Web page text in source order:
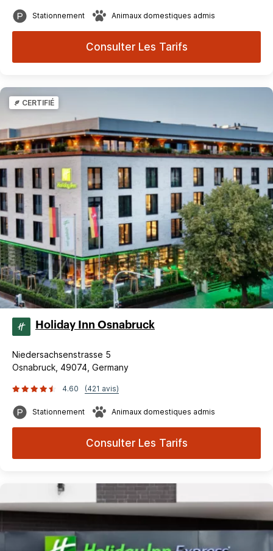
Stationnement Animaux domestiques admis
Consulter Les Tarifs
CERTIFIÉ
Holiday Inn Osnabruck
Niedersachsenstrasse 5
Osnabruck, 49074, Germany
4.60 (421 avis)
Stationnement Animaux domestiques admis
Consulter Les Tarifs